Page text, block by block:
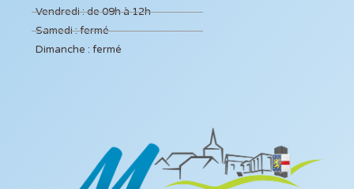
Vendredi : de 09h à 12h
Samedi : fermé
Dimanche : fermé